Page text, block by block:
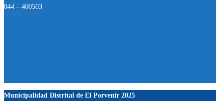
044 – 400503
Municipalidad Distrital de El Porvenir 2025